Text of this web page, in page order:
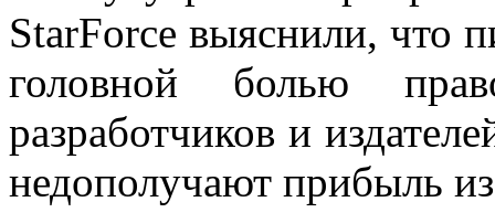
StarForce выяснили, что
головной болью
разработчиков и
недополучают прибыль